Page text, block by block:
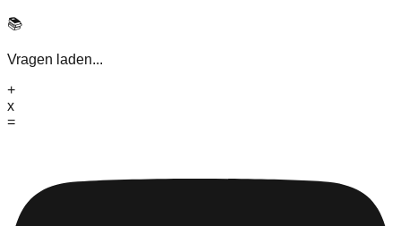
📚
Vragen laden...
+
x
=